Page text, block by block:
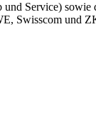
Service)
Swisscom und